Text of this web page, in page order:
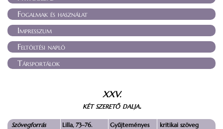
Fogalmak és használat
Impresszum
Feltöltési napló
Társportálok
XXV.
két szerető dalja.
Szövegforrás Lilla, 73–76.
Gyűjteményes
kritikai szöveg